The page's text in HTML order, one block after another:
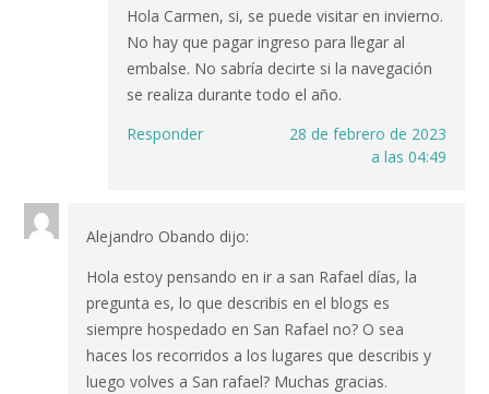
Hola Carmen, si, se puede visitar en invierno.
No hay que pagar ingreso para llegar al
embalse. No sabría decirte si la navegación
se realiza durante todo el año.
Responder
28 de febrero de 2023
a las 04:49
Alejandro Obando dijo:
Hola estoy pensando en ir a san Rafael días, la
pregunta es, lo que describis en el blogs es
siempre hospedado en San Rafael no? O sea
haces los recorridos a los lugares que describis y
luego volves a San rafael? Muchas gracias.